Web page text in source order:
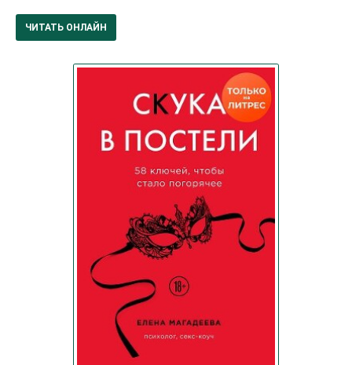
ЧИТАТЬ ОНЛАЙН